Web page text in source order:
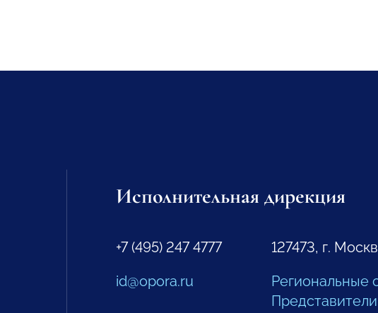
Исполнительная дирекция
+7 (495) 247 4777
id@opora.ru
127473, г.
Региональные